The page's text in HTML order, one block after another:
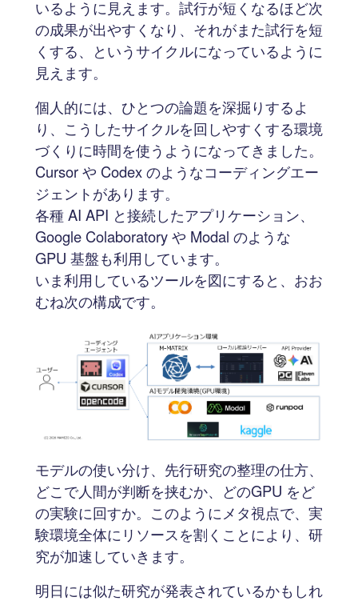
いるように見えます。試行が短くなるほど次
の成果が出やすくなり、それがまた試行を短
くする、というサイクルになっているように
見えます。
個人的には、ひとつの論題を深掘りするよ
り、こうしたサイクルを回しやすくする環境
づくりに時間を使うようになってきました。
Cursor や Codex のようなコーディングエー
ジェントがあります。
各種 AI API と接続したアプリケーション、
Google Colaboratory や Modal のような
GPU 基盤も利用しています。
いま利用しているツールを図にすると、おお
むね次の構成です。
モデルの使い分け、先行研究の整理の仕方、
どこで人間が判断を挟むか、どのGPU をど
の実験に回すか。このようにメタ視点で、実
験環境全体にリソースを割くことにより、研
究が加速していきます。
明日には似た研究が発表されているかもしれ